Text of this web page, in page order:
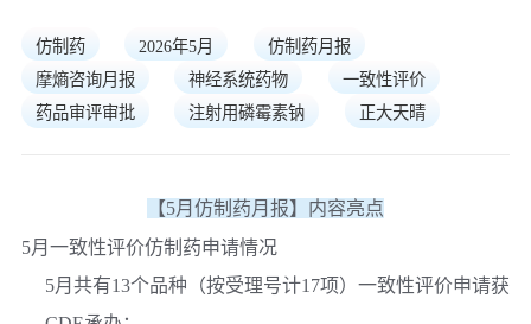
仿制药 2026年5月
仿制药月报
摩熵咨询月报
神经系统药物
一致性评价
药品审评审批
注射用磷霉素钠 正大天晴
【5月仿制药月报】内容亮点
5月一致性评价仿制药申请情况
5月共有13个品种（按受理号计17项）一致性评价申请获